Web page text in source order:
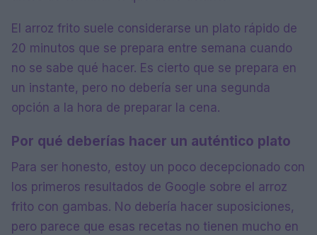
El arroz frito suele considerarse un plato rápido de
20 minutos que se prepara entre semana cuando
no se sabe qué hacer. Es cierto que se prepara en
un instante, pero no debería ser una segunda
opción a la hora de preparar la cena.
Por qué deberías hacer un auténtico plato
Para ser honesto, estoy un poco decepcionado con
los primeros resultados de Google sobre el arroz
frito con gambas. No debería hacer suposiciones,
pero parece que esas recetas no tienen mucho en